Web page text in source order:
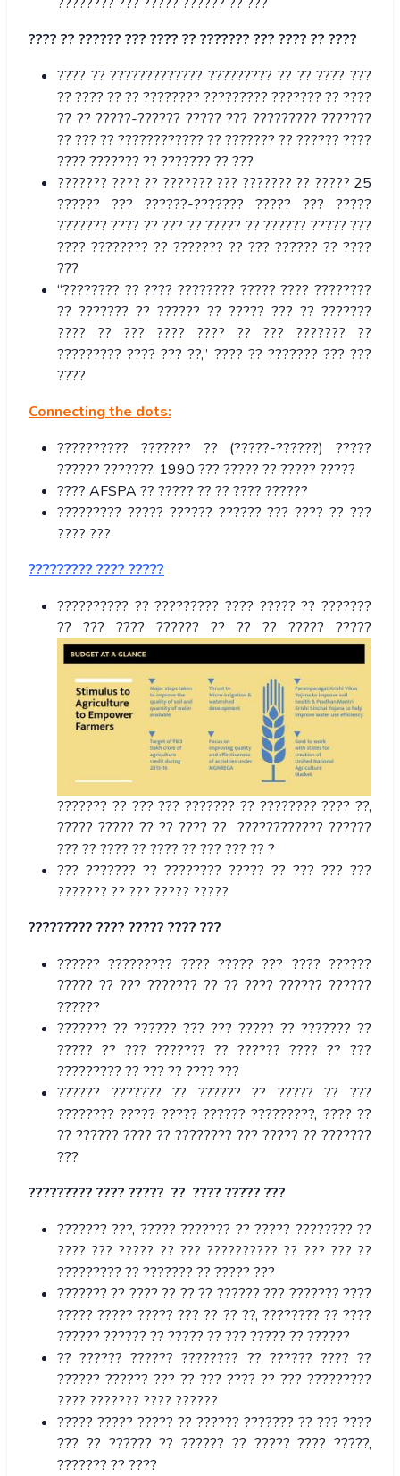
???? ?? ?????? ??? ???? ?? ??????? ??? ???? ?? ????
???? ?? ????????????? ????????? ?? ?? ???? ???
?? ???? ?? ?? ???????? ????????? ??????? ?? ????
?? ?? ?????-?????? ????? ??? ????????? ???????
?? ??? ?? ???????????? ?? ??????? ?? ?????? ????
???? ??????? ?? ??????? ?? ???
??????? ???? ?? ??????? ??? ??????? ?? ????? 25
?????? ??? ??????-??????? ????? ??? ?????
??????? ???? ?? ??? ?? ????? ?? ?????? ????? ???
???? ???????? ?? ??????? ?? ??? ?????? ?? ????
???
“???????? ?? ???? ???????? ????? ???? ????????
?? ??????? ?? ?????? ?? ????? ??? ?? ???????
???? ?? ??? ???? ???? ?? ??? ??????? ??
????????? ???? ??? ??,” ???? ?? ??????? ??? ???
????
Connecting the dots:
?????????? ??????? ?? (?????-??????) ?????
?????? ???????, 1990 ??? ????? ?? ????? ?????
???? AFSPA ?? ????? ?? ?? ???? ??????
????????? ????? ?????? ?????? ??? ???? ?? ???
???? ???
????????? ???? ?????
?????????? ?? ????????? ???? ????? ?? ???????
?? ??? ???? ?????? ?? ?? ?? ????? ?????
??????? ?? ??? ??? ??????? ?? ???????? ???? ??,
????? ????? ?? ?? ???? ?? ???????????? ??????
??? ?? ???? ?? ???? ?? ??? ??? ?? ?
??? ??????? ?? ???????? ????? ?? ??? ??? ???
??????? ?? ??? ????? ?????
????????? ???? ????? ???? ???
?????? ????????? ???? ????? ??? ???? ??????
????? ?? ??? ??????? ?? ?? ???? ?????? ??????
??????
??????? ?? ?????? ??? ??? ????? ?? ??????? ??
????? ?? ??? ??????? ?? ?????? ???? ?? ???
????????? ?? ??? ?? ???? ???
?????? ??????? ?? ?????? ?? ????? ?? ???
???????? ????? ????? ?????? ?????????, ???? ??
?? ?????? ???? ?? ???????? ??? ????? ?? ???????
???
????????? ???? ????? ?? ???? ????? ???
??????? ???, ????? ??????? ?? ????? ???????? ??
???? ??? ????? ?? ??? ?????????? ?? ??? ??? ??
????????? ?? ??????? ?? ????? ???
??????? ?? ???? ?? ?? ?? ?????? ??? ??????? ????
????? ????? ????? ??? ?? ?? ??, ???????? ?? ????
?????? ?????? ?? ????? ?? ??? ????? ?? ??????
?? ?????? ?????? ???????? ?? ?????? ???? ??
?????? ?????? ??? ?? ??? ???? ?? ??? ?????????
???? ??????? ???? ??????
????? ????? ????? ?? ?????? ??????? ?? ??? ????
??? ?? ?????? ?? ?????? ?? ????? ???? ?????,
??????? ?? ????